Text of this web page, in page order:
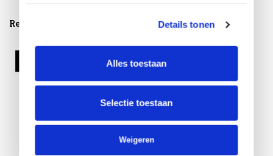
Details tonen
Alles toestaan
Selectie toestaan
Weigeren
Reeds bekeken